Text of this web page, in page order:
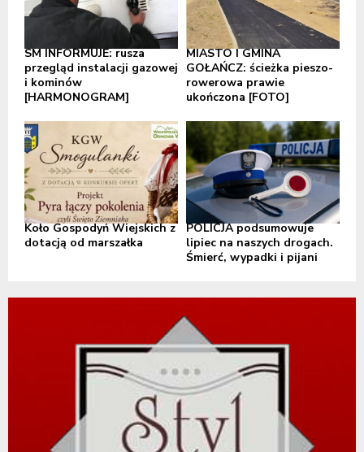
SM INFORMUJE: rusza
przegląd instalacji gazowej
i kominów
[HARMONOGRAM]
MIASTO I GMINA
GOŁAŃCZ: ścieżka pieszo-
rowerowa prawie
ukończona [FOTO]
Koło Gospodyń Wiejskich z
dotacją od marszałka
POLICJA podsumowuje
lipiec na naszych drogach.
Śmierć, wypadki i pijani